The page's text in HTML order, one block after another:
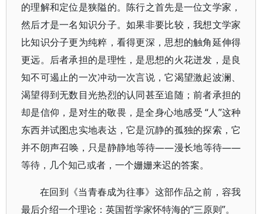
的理解和定位是狭隘的。陈行之首先是一位文学家，
然后才是一名知识分子。如果非要比较，我想文学家
比知识分子更为纯粹，看得更深，思想的触角延伸得
更远。后者承担的是理性，是思想的火花迸发，是良
知不可遏止的一次冲动一次言说，它渴望激起波澜、
渴望得到无数目光热烈的认同甚至追随；前者承担的
却是信仰，是对生的敬畏，是全身心地感受 “人”这种
东西并试图忠实地表达，它是沉静的孤独的探索，它
并不朗声召唤，只是静静地等待——漫长地等待——
等待，几个知己或者，一个姗姗来迟的答案。
在回到《当青春成为往事》这部作品之前，容我
最后介绍一个理论：英国哲学家怀特海的“三原则”。